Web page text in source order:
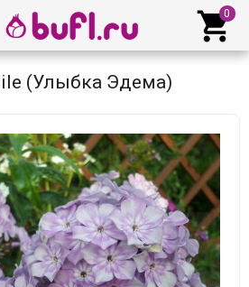

(Улыбка Эдема)